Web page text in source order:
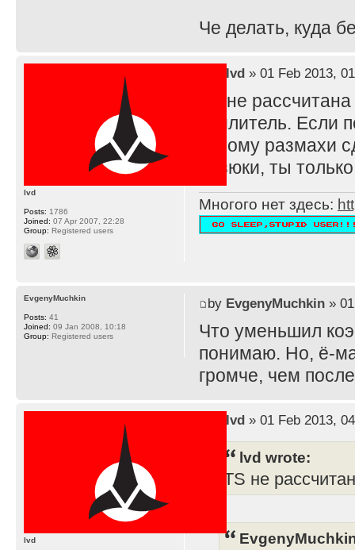
Че делать, куда
lvd» 01 Feb 2013,
TS не
усилитель. Если
потому размахи
резюки, ты
Многого нет здесь:
lvd
Posts: 1786
Joined: 07 Apr 2007, 22:28
Group: Registered users
by EvgenyMuchkin» 01
Что уменьшил
понимаю. Но, ё-
громче, чем
EvgenyMuchkin
Posts: 41
Joined: 09 Jan 2008, 10:18
Group: Registered users
lvd» 01 Feb 2013,
lvd wrote:
TS не
lvd